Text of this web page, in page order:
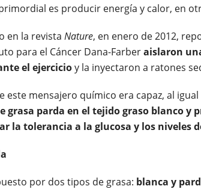
es producir energía y calor, en
en la revista Nature, en enero de 2012,
para el Cáncer Dana-Farberaislaron
el ejercicioy la inyectaron a ratones
mensajero químico era capaz, al igual
grasa parda en el tejido graso blanco y
la tolerancia a la glucosa y los niveles
por dos tipos de grasa: blanca y